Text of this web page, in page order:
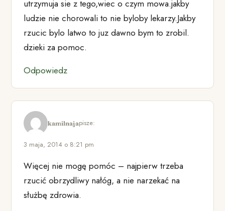
utrzymuja sie z tego,wiec o czym mowa.jakby
ludzie nie chorowali to nie byloby lekarzy.Jakby
rzucic bylo latwo to juz dawno bym to zrobil.
dzieki za pomoc.
Odpowiedz
kamilnajapisze:
3 maja, 2014 o 8:21 pm
Więcej nie mogę pomóc – najpierw trzeba
rzucić obrzydliwy nałóg, a nie narzekać na
służbę zdrowia.